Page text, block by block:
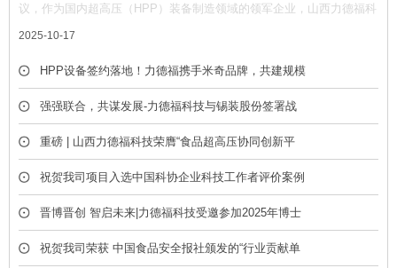
议，作为国内超高压（HPP）装备制造领域的领军企业，山西力德福科
号，彰显了公司在推动超高压技术产业化中的核心作用。
2025-10-17
HPP设备签约落地！力德福携手米奇品牌，共建规模
化冷榨饮品产线
强强联合，共谋发展-力德福科技与锡装股份签署战
略合作框架协议
重磅 | 山西力德福科技荣膺“食品超高压协同创新平
台共创单位”，携手产业链共筑非热加工新生态
祝贺我司项目入选中国科协企业科技工作者评价案例
库
晋博晋创 智启未来|力德福科技受邀参加2025年博士
后创新创业成果展
祝贺我司荣获 中国食品安全报社颁发的“行业贡献单